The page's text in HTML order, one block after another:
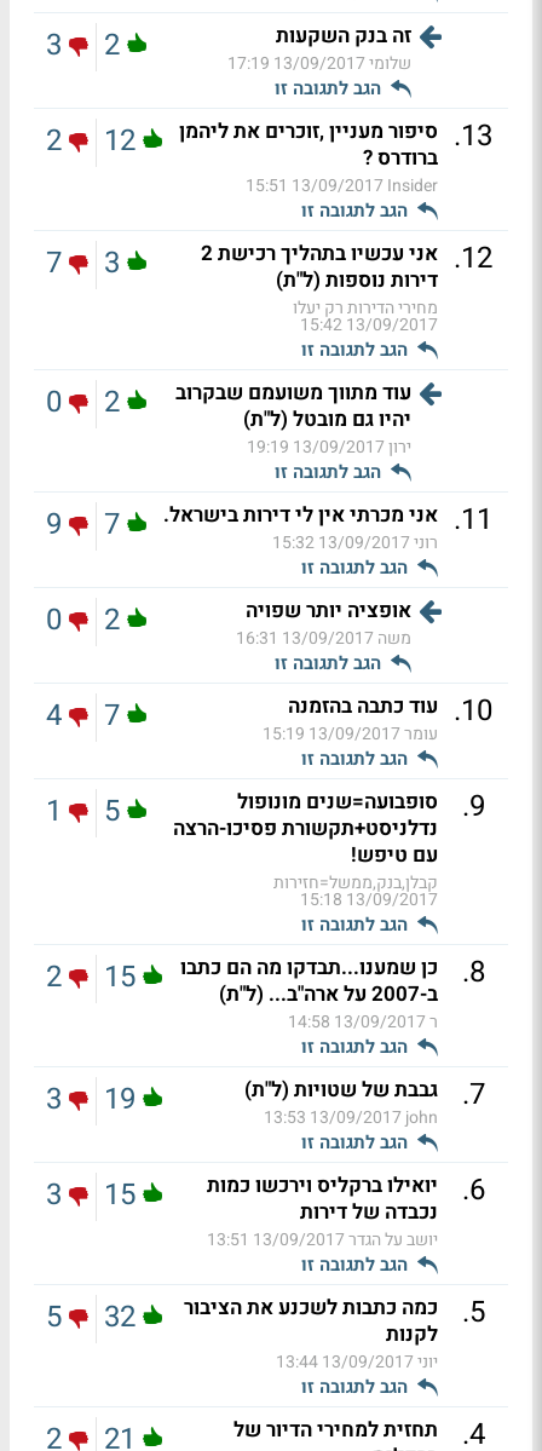
זה בנק השקעות
שלומי13/09/2017 17:19
הגב לתגובה זו
2
3
13
. סיפור מעניין ,זוכרים את ליהמן
ברודרס ?
Insider
13/09/2017 15:51
הגב לתגובה זו
12
2
12
.
אני עכשיו בתהליך רכישת 2
דירות נוספות (ל"ת)
מחירי הדירות רק יעלו
13/09/2017 15:42
הגב לתגובה זו
3
7
עוד מתווך משועמם שבקרוב
יהיו גם מובטל (ל"ת)
ירון13/09/2017 19:19
הגב לתגובה זו
2
0
11
. אני מכרתי אין לי דירות בישראל.
רוני13/09/2017 15:32
הגב לתגובה זו
7
9
אופציה יותר שפויה
משה 13/09/2017 16:31
הגב לתגובה זו
2
0
10
. עוד כתבה בהזמנה
עומר13/09/2017 15:19
הגב לתגובה זו
7
4
9
.
סופבועה=שנים מונופול
נדלניסט+תקשורת פסיכו-הרצה
עם טיפש!
קבלן,בנק,ממשל=חזירות
13/09/2017 15:18
הגב לתגובה זו
5
1
8
.
כן שמענו...תבדקו מה הם כתבו
ב-2007 על ארה"ב... (ל"ת)
ר13/09/2017 14:58
הגב לתגובה זו
15
2
7
. גבבת של שטויות (ל"ת)
john
13/09/2017 13:53
הגב לתגובה זו
19
3
6
.
יואילו ברקליס וירכשו כמות
נכבדה של דירות
יושב על הגדר13/09/2017 13:51
הגב לתגובה זו
15
3
5
.
כמה כתבות לשכנע את הציבור
לקנות
יוני13/09/2017 13:44
הגב לתגובה זו
32
5
4
.
תחזית למחירי הדיור של
21
2